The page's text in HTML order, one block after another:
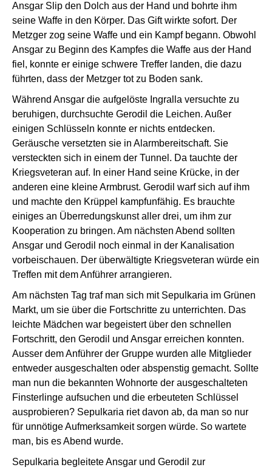
Ansgar Slip den Dolch aus der Hand und bohrte ihm
seine Waffe in den Körper. Das Gift wirkte sofort. Der
Metzger zog seine Waffe und ein Kampf begann. Obwohl
Ansgar zu Beginn des Kampfes die Waffe aus der Hand
fiel, konnte er einige schwere Treffer landen, die dazu
führten, dass der Metzger tot zu Boden sank.
Während Ansgar die aufgelöste Ingralla versuchte zu
beruhigen, durchsuchte Gerodil die Leichen. Außer
einigen Schlüsseln konnte er nichts entdecken.
Geräusche versetzten sie in Alarmbereitschaft. Sie
versteckten sich in einem der Tunnel. Da tauchte der
Kriegsveteran auf. In einer Hand seine Krücke, in der
anderen eine kleine Armbrust. Gerodil warf sich auf ihm
und machte den Krüppel kampfunfähig. Es brauchte
einiges an Überredungskunst aller drei, um ihm zur
Kooperation zu bringen. Am nächsten Abend sollten
Ansgar und Gerodil noch einmal in der Kanalisation
vorbeischauen. Der überwältigte Kriegsveteran würde ein
Treffen mit dem Anführer arrangieren.
Am nächsten Tag traf man sich mit Sepulkaria im Grünen
Markt, um sie über die Fortschritte zu unterrichten. Das
leichte Mädchen war begeistert über den schnellen
Fortschritt, den Gerodil und Ansgar erreichen konnten.
Ausser dem Anführer der Gruppe wurden alle Mitglieder
entweder ausgeschalten oder abspenstig gemacht. Sollte
man nun die bekannten Wohnorte der ausgeschalteten
Finsterlinge aufsuchen und die erbeuteten Schlüssel
ausprobieren? Sepulkaria riet davon ab, da man so nur
für unnötige Aufmerksamkeit sorgen würde. So wartete
man, bis es Abend wurde.
Sepulkaria begleitete Ansgar und Gerodil zur